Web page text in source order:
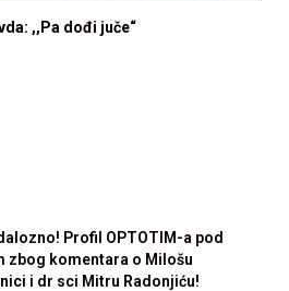
,,Pa dođi juče“
Profil OPTOTIM-a pod
zbog komentara o Milošu
i dr sci Mitru Radonjiću!